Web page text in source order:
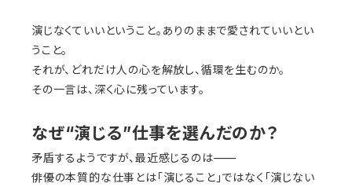
演じなくていいということ。ありのままで愛されていいとい
うこと。
それが、どれだけ人の心を解放し、循環を生むのか。
その一言は、深く心に残っています。
なぜ“演じる”仕事を選んだのか？
矛盾するようですが、最近感じるのは——
俳優の本質的な仕事とは「演じること」ではなく「演じない